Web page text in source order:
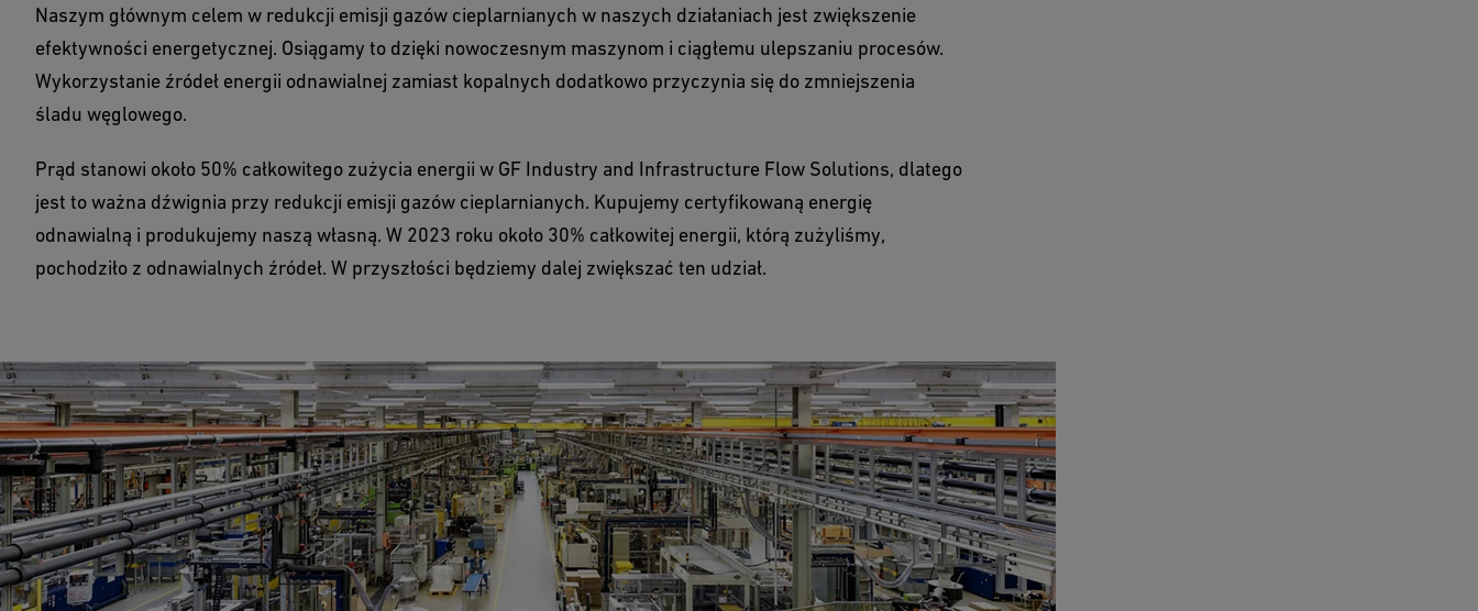
Naszym głównym celem w redukcji emisji gazów cieplarnianych w naszych działaniach jest zwiększenie
efektywności energetycznej. Osiągamy to dzięki nowoczesnym maszynom i ciągłemu ulepszaniu procesów.
Wykorzystanie źródeł energii odnawialnej zamiast kopalnych dodatkowo przyczynia się do zmniejszenia
śladu węglowego.
Prąd stanowi około 50% całkowitego zużycia energii w GF Industry and Infrastructure Flow Solutions, dlatego
jest to ważna dźwignia przy redukcji emisji gazów cieplarnianych. Kupujemy certyfikowaną energię
odnawialną i produkujemy naszą własną. W 2023 roku około 30% całkowitej energii, którą zużyliśmy,
pochodziło z odnawialnych źródeł. W przyszłości będziemy dalej zwiększać ten udział.